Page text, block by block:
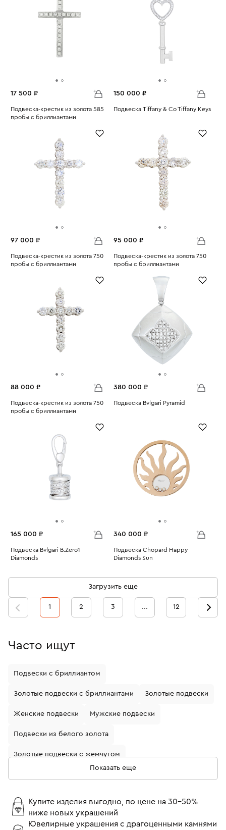
17 500 ₽
Подвеска-крестик из золота 585
пробы с бриллиантами
150 000 ₽
Подвеска Tiffany & Co Tiffany Keys
97 000 ₽
Подвеска-крестик из золота 750
пробы с бриллиантами
95 000 ₽
Подвеска-крестик из золота 750
пробы с бриллиантами
88 000 ₽
Подвеска-крестик из золота 750
пробы с бриллиантами
380 000 ₽
Подвеска Bvlgari Pyramid
165 000 ₽
Подвеска Bvlgari B.Zero1
Diamonds
340 000 ₽
Подвеска Chopard Happy
Diamonds Sun
Загрузить еще
1 2 3 ... 12
Часто ищут
Подвески с бриллиантом
Золотые подвески с бриллиантами Золотые подвески
Женские подвески Мужские подвески
Подвески из белого золота
Золотые подвески с жемчугом
Подвески из белого золота с сапфиром
Показать еще
Купите изделия выгодно, по цене на 30-50%
ниже новых украшений
Ювелирные украшения с драгоценными камнями